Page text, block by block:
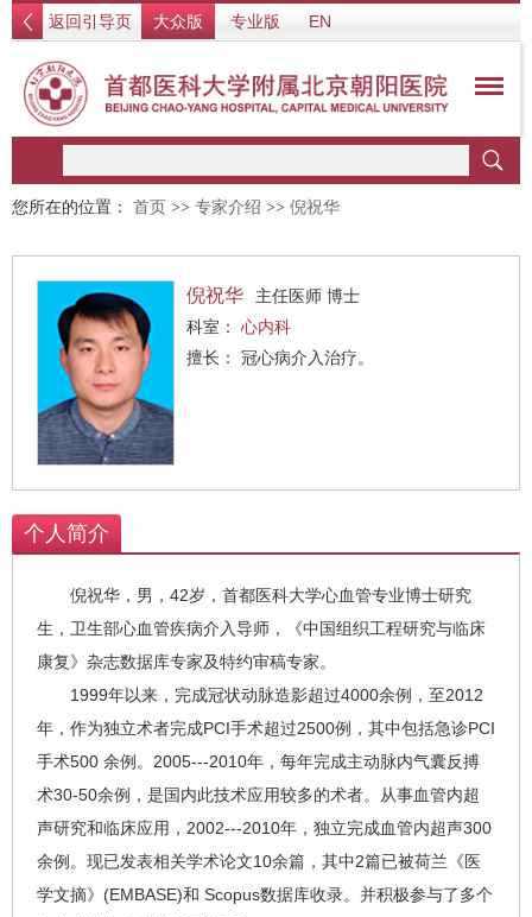
返回引导页 大众版 专业版 EN
您所在的位置： 首页 >> 专家介绍 >> 倪祝华
倪祝华
主任医师 博士
科室： 心内科
擅长： 冠心病介入治疗。
个人简介
倪祝华，男，42岁，首都医科大学心血管专业博士研究
生，卫生部心血管疾病介入导师，《中国组织工程研究与临床
康复》杂志数据库专家及特约审稿专家。
1999年以来，完成冠状动脉造影超过4000余例，至2012
年，作为独立术者完成PCI手术超过2500例，其中包括急诊PCI
手术500 余例。2005---2010年，每年完成主动脉内气囊反搏
术30-50余例，是国内此技术应用较多的术者。从事血管内超
声研究和临床应用，2002---2010年，独立完成血管内超声300
余例。现已发表相关学术论文10余篇，其中2篇已被荷兰《医
学文摘》(EMBASE)和 Scopus数据库收录。并积极参与了多个